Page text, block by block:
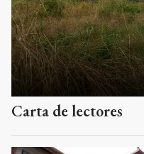
Carta de lectores